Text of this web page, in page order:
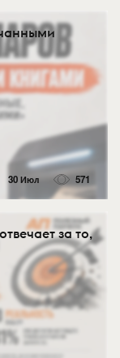
30 Июл 571
за то,